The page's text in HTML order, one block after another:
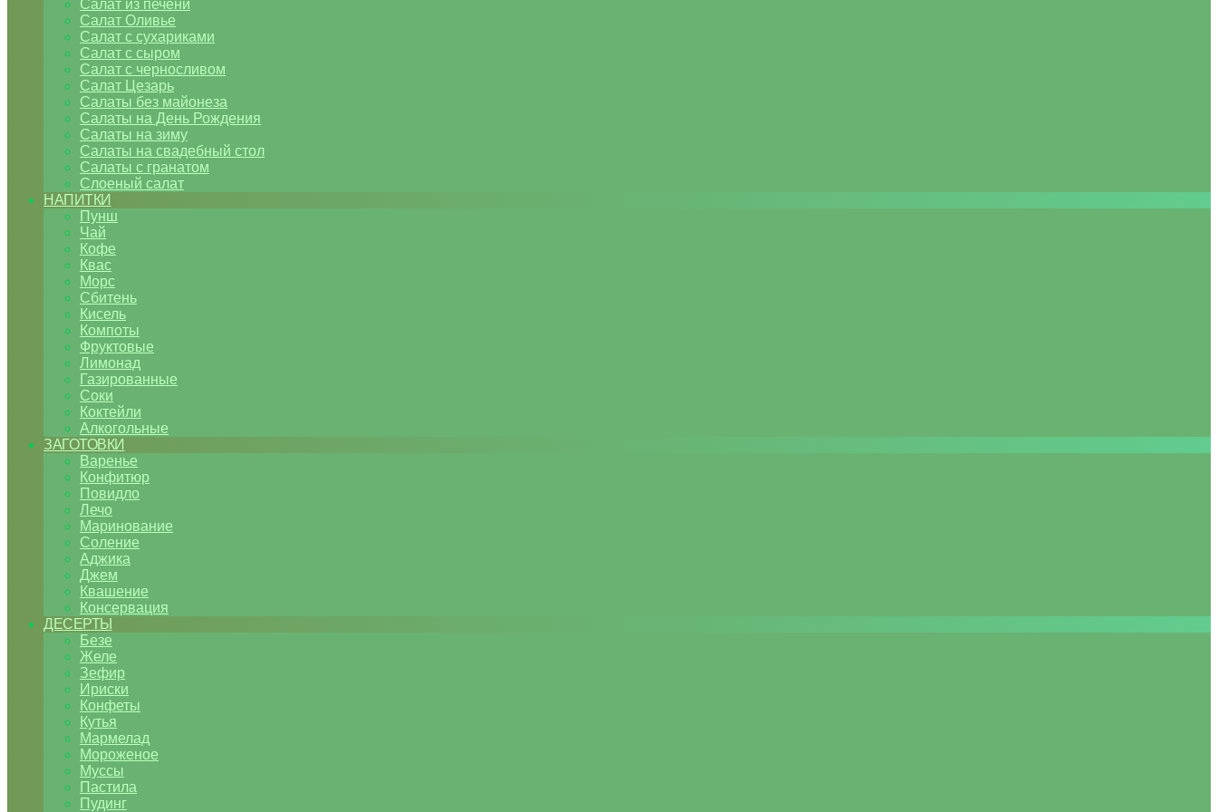
Салат из печени
Салат Оливье
Салат с сухариками
Салат с сыром
Салат с черносливом
Салат Цезарь
Салаты без майонеза
Салаты на День Рождения
Салаты на зиму
Салаты на свадебный стол
Салаты с гранатом
Слоеный салат
НАПИТКИ
Пунш
Чай
Кофе
Квас
Морс
Сбитень
Кисель
Компоты
Фруктовые
Лимонад
Газированные
Соки
Коктейли
Алкогольные
ЗАГОТОВКИ
Варенье
Конфитюр
Повидло
Лечо
Маринование
Соление
Аджика
Джем
Квашение
Консервация
ДЕСЕРТЫ
Безе
Желе
Зефир
Ириски
Конфеты
Кутья
Мармелад
Мороженое
Муссы
Пастила
Пудинг